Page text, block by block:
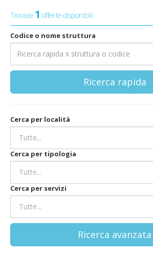
Trovate1 offerte disponibili
Codice o nome struttura
Ricerca rapida
Cerca per località
Cerca per tipologia
Cerca per servizi
Ricerca avanzata